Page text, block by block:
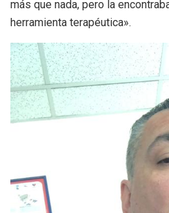
más que nada, pero la
herramienta terapéutica».